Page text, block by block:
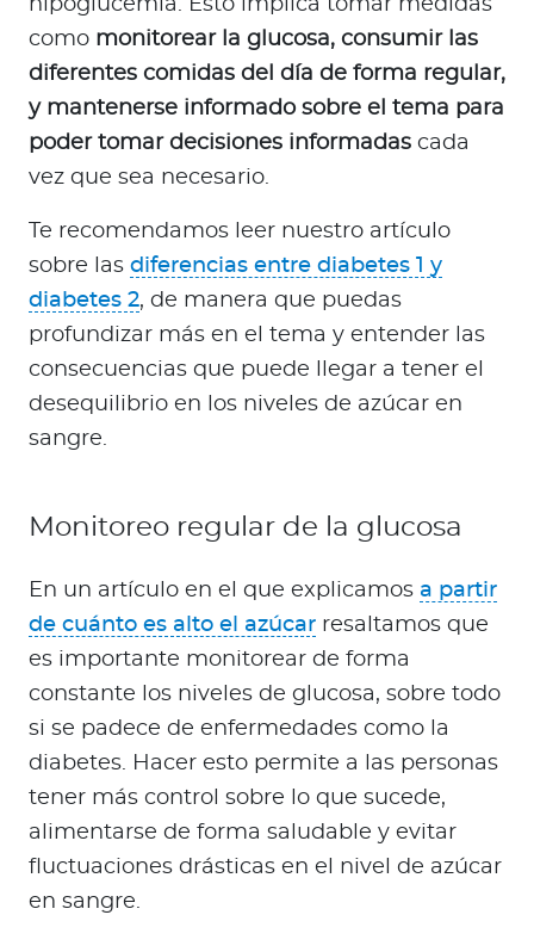
hipoglucemia. Esto implica tomar medidas
como monitorear la glucosa, consumir las
diferentes comidas del día de forma regular,
y mantenerse informado sobre el tema para
poder tomar decisiones informadas cada
vez que sea necesario.
Te recomendamos leer nuestro artículo
sobre las diferencias entre diabetes 1 y
diabetes 2, de manera que puedas
profundizar más en el tema y entender las
consecuencias que puede llegar a tener el
desequilibrio en los niveles de azúcar en
sangre.
Monitoreo regular de la glucosa
En un artículo en el que explicamos a partir
de cuánto es alto el azúcar resaltamos que
es importante monitorear de forma
constante los niveles de glucosa, sobre todo
si se padece de enfermedades como la
diabetes. Hacer esto permite a las personas
tener más control sobre lo que sucede,
alimentarse de forma saludable y evitar
fluctuaciones drásticas en el nivel de azúcar
en sangre.